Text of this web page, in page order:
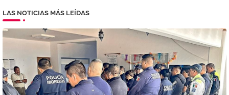
LAS NOTICIAS MÁS LEÍDAS